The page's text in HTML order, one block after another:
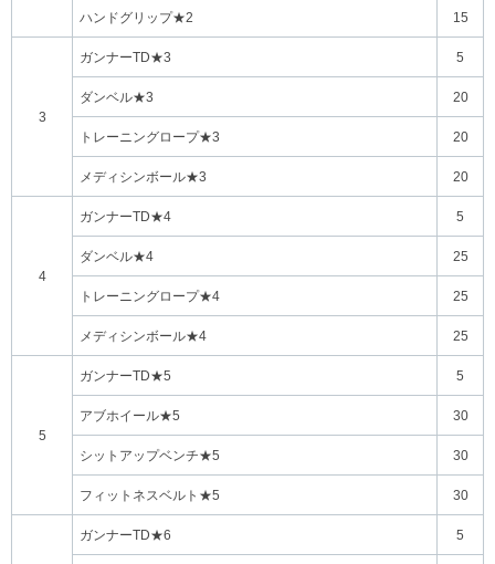
ハンドグリップ★2 15
3
ガンナーTD★3 5
ダンベル★3 20
トレーニングロープ★3 20
メディシンボール★3 20
4
ガンナーTD★4 5
ダンベル★4 25
トレーニングロープ★4 25
メディシンボール★4 25
5
ガンナーTD★5 5
アブホイール★5 30
シットアップベンチ★5 30
フィットネスベルト★5 30
ガンナーTD★6 5